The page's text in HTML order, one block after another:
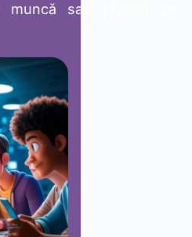
sau planuri cu